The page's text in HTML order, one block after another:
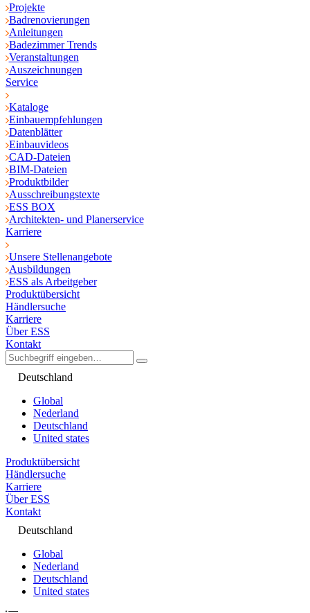
Projekte
Badrenovierungen
Anleitungen
Badezimmer Trends
Veranstaltungen
Auszeichnungen
Service
Kataloge
Einbauempfehlungen
Datenblätter
Einbauvideos
CAD-Dateien
BIM-Dateien
Produktbilder
Ausschreibungstexte
ESS BOX
Architekten- und Planerservice
Karriere
Unsere Stellenangebote
Ausbildungen
ESS als Arbeitgeber
Produktübersicht
Händlersuche
Karriere
Über ESS
Kontakt
Deutschland
Global
Nederland
Deutschland
United states
Produktübersicht
Händlersuche
Karriere
Über ESS
Kontakt
Deutschland
Global
Nederland
Deutschland
United states